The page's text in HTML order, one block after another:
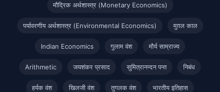
मौद्रिक अर्थशास्त्र (Monetary Economics)
पर्यावरणीय अर्थशास्त्र (Environmental Economics) मुग़ल काल
Indian Economics गुलाम वंश मौर्य साम्राज्य
Arithmetic जयशंकर प्रसाद सुमित्रानन्दन पन्त निबंध
हर्यक वंश खिलजी वंश तुगलक वंश भारतीय इतिहास